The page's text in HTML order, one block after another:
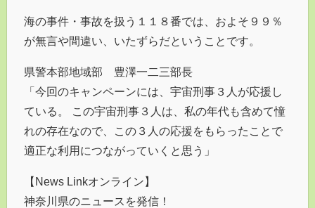
海の事件・事故を扱う１１８番では、およそ９９％
が無言や間違い、いたずらだということです。
県警本部地域部 豊澤一二三部長
「今回のキャンペーンには、宇宙刑事３人が応援し
ている。 この宇宙刑事３人は、私の年代も含めて憧
れの存在なので、この３人の応援をもらったことで
適正な利用につながっていくと思う」
【News Linkオンライン】
神奈川県のニュースを発信！